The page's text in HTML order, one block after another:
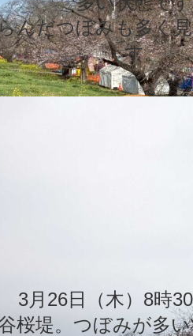
んだつぼみも多く
す。
3月26日（木）8時
桜堤。つぼみが多